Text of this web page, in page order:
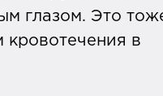
глазом. Это
кровотечения в